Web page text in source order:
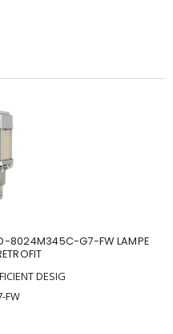
8024M345C-G7-FW LAMPE
DESIG
FW